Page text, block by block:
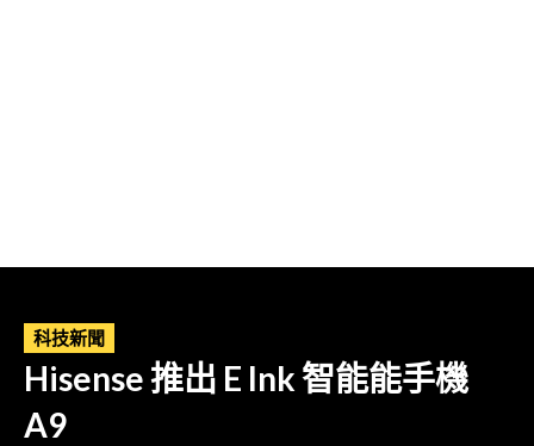
科技新聞
Hisense 推出 E Ink 智能能手機
A9